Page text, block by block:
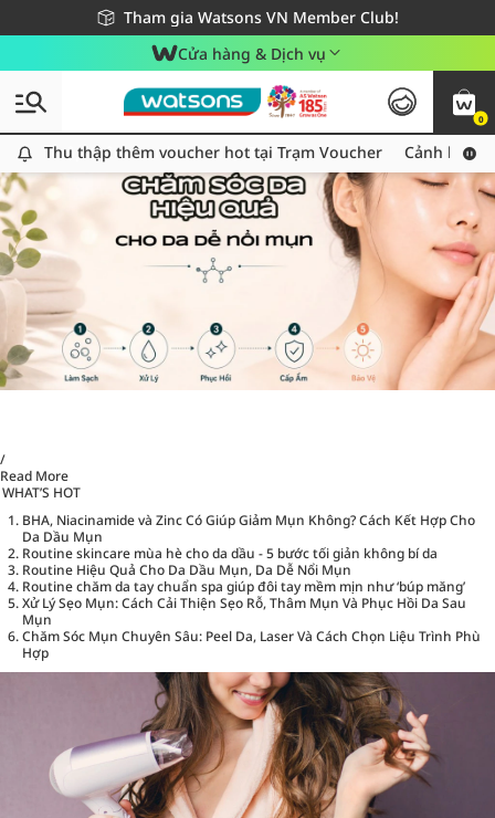
Tham gia Watsons VN Member Club!
Miễn phí giao hàng cho đơn hàng từ 249,000Đ
Giao hàng nhanh 24h - Áp dụng khu vực TP. Hồ Chí Minh
Cửa hàng & Dịch vụ
0
Thu thập thêm voucher hot tại Trạm Voucher
Thu thập thêm voucher hot tại Trạm Voucher Cảnh báo
/
Read More
WHAT’S HOT
BHA, Niacinamide và Zinc Có Giúp Giảm Mụn Không? Cách Kết Hợp Cho
Da Dầu Mụn
Routine skincare mùa hè cho da dầu - 5 bước tối giản không bí da
Routine Hiệu Quả Cho Da Dầu Mụn, Da Dễ Nổi Mụn
Routine chăm da tay chuẩn spa giúp đôi tay mềm mịn như ‘búp măng’
Xử Lý Sẹo Mụn: Cách Cải Thiện Sẹo Rỗ, Thâm Mụn Và Phục Hồi Da Sau
Mụn
Chăm Sóc Mụn Chuyên Sâu: Peel Da, Laser Và Cách Chọn Liệu Trình Phù
Hợp